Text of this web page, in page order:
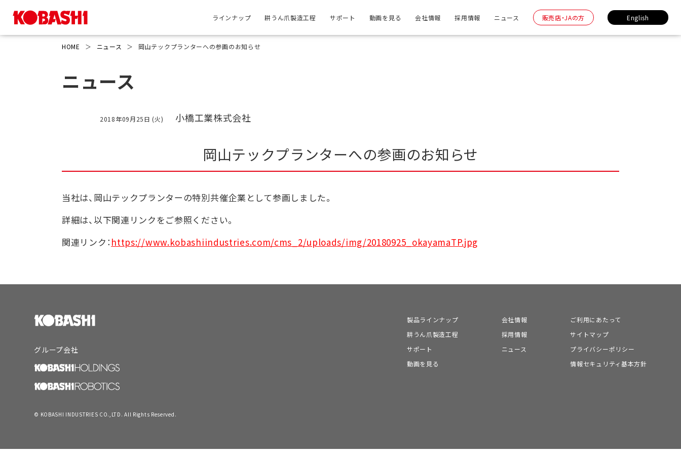
ラインナップ 耕うん爪製造工程 サポート 動画を見る 会社情報 採用情報 ニュース 販売店・JAの方 English
HOME ＞ ニュース ＞ 岡山テックプランターへの参画のお知らせ
ニュース
2018年09月25日 (火) 小橋工業株式会社
岡山テックプランターへの参画のお知らせ
当社は、岡山テックプランターの特別共催企業として参画しました。
詳細は、以下関連リンクをご参照ください。
関連リンク： https://www.kobashiindustries.com/cms_2/uploads/img/20180925_okayamaTP.jpg
グループ会社
製品ラインナップ
耕うん爪製造工程
サポート
動画を見る
会社情報
採用情報
ニュース
ご利用にあたって
サイトマップ
プライバシーポリシー
情報セキュリティ基本方針
© KOBASHI INDUSTRIES CO.,LTD. All Rights Reserved.